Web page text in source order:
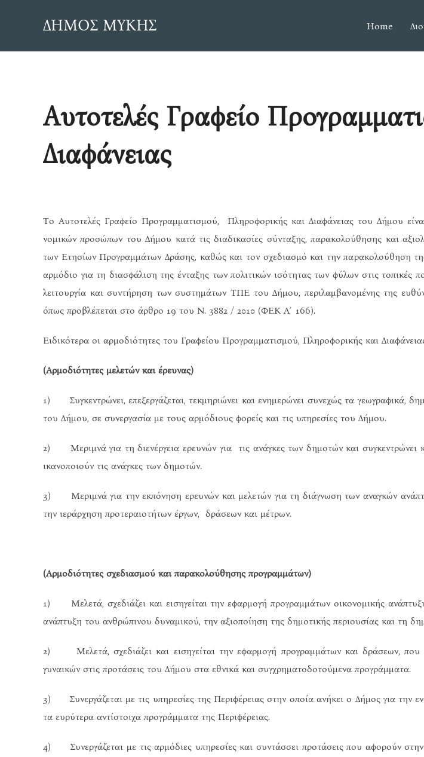
ΔΗΜΟΣ ΜΥΚΗΣ Home
Αυτοτελές Γραφείο
Διαφάνειας
Το Αυτοτελές Γραφείο Προγραμματισμού, Πληροφορικής και Διαφάνειας του Δήμου
νομικών προσώπων του Δήμου κατά τις διαδικασίες σύνταξης, παρακολούθησης και
των Ετησίων Προγραμμάτων Δράσης, καθώς και τον σχεδιασμό και την παρακολούθηση
αρμόδιο για τη διασφάλιση της ένταξης των πολιτικών ισότητας των φύλων στις τοπικές
λειτουργία και συντήρηση των συστημάτων ΤΠΕ του Δήμου, περιλαμβανομένης της
όπως προβλέπεται στο άρθρο 19 του Ν. 3882 / 2010 (ΦΕΚ Α΄166).
Ειδικότερα οι αρμοδιότητες του Γραφείου Προγραμματισμού, Πληροφορικής και
(Αρμοδιότητες μελετών και έρευνας)
1) Συγκεντρώνει, επεξεργάζεται, τεκμηριώνει και ενημερώνει συνεχώς τα γεωγραφικά,
του Δήμου, σε συνεργασία με τους αρμόδιους φορείς και τις υπηρεσίες του Δήμου.
2) Μεριμνά για τη διενέργεια ερευνών για τις ανάγκες των δημοτών και συγκεντρώνει
ικανοποιούν τις ανάγκες των δημοτών.
3) Μεριμνά για την εκπόνηση ερευνών και μελετών για τη διάγνωση των αναγκών
την ιεράρχηση προτεραιοτήτων έργων, δράσεων και μέτρων.
(Αρμοδιότητες σχεδιασμού και παρακολούθησης προγραμμάτων)
1) Μελετά, σχεδιάζει και εισηγείται την εφαρμογή προγραμμάτων οικονομικής
ανάπτυξη του ανθρώπινου δυναμικού, την αξιοποίηση της δημοτικής περιουσίας και τη
2) Μελετά, σχεδιάζει και εισηγείται την εφαρμογή προγραμμάτων και δράσεων,
γυναικών στις προτάσεις του Δήμου στα εθνικά και συγχρηματοδοτούμενα προγράμματα.
3) Συνεργάζεται με τις υπηρεσίες της Περιφέρειας στην οποία ανήκει ο Δήμος για την
τα ευρύτερα αντίστοιχα προγράμματα της Περιφέρειας.
4) Συνεργάζεται με τις αρμόδιες υπηρεσίες και συντάσσει προτάσεις που αφορούν